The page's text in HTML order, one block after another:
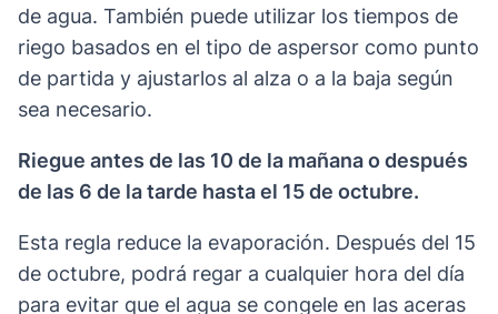
de agua. También puede utilizar los tiempos de
riego basados en el tipo de aspersor como punto
de partida y ajustarlos al alza o a la baja según
sea necesario.
Riegue antes de las 10 de la mañana o después
de las 6 de la tarde hasta el 15 de octubre.
Esta regla reduce la evaporación. Después del 15
de octubre, podrá regar a cualquier hora del día
para evitar que el agua se congele en las aceras